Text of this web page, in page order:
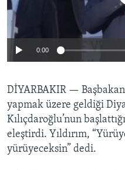
BIZI TAKIP EDIN
Diller
0:00
DİYARBAKIR —
yapmak üzere geldiği
Kılıçdaroğlu’nun
eleştirdi. Yıldırım,
yürüyeceksin” dedi.